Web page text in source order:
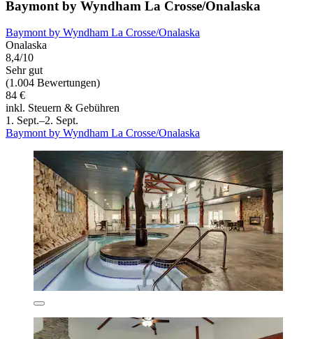
Baymont by Wyndham La Crosse/Onalaska
Baymont by Wyndham La Crosse/Onalaska
Onalaska
8,4/10
Sehr gut
(1.004 Bewertungen)
84 €
inkl. Steuern & Gebühren
1. Sept.–2. Sept.
Baymont by Wyndham La Crosse/Onalaska